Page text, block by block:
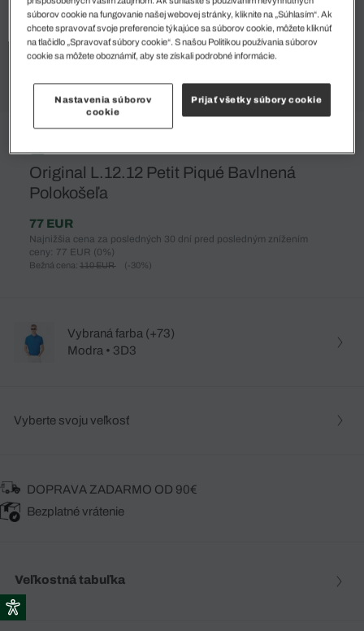
Original L.12.12 Petit Piqué Bavlnená
Polokošeľa
77 EUR
Najnižšia cena za posledných 30 dní pred posledným znížením
ceny: 77 EUR (0%)
Bežná cena: 110 EUR (-30%)
Vybraná farba (+73)
Modra • 3D3
Vyberte svoju veľkosť
DOPRAVA ZADARMO OD 90€
Bezplatné vrátenie
Veľkostná tabuľka
súborov cookie na fungovanie našej webovej stránky, kliknite na „Súhlasím“. Ak
chcete spravovať svoje preferencie týkajúce sa súborov cookie, môžete kliknúť
na tlačidlo „Spravovať súbory cookie“. S našou Politikou používania súborov
cookie sa môžete oboznámiť, aby ste získali podrobné informácie.
Nastavenia súborov
cookie
Prijať všetky súbory cookie